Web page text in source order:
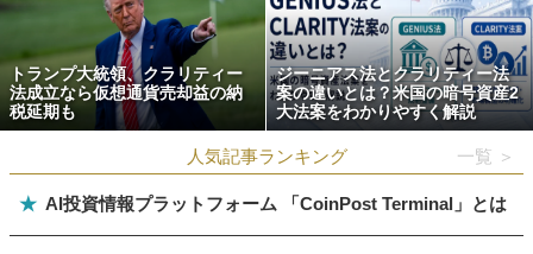
トランプ大統領、クラリティー
法成立なら仮想通貨売却益の納
税延期も
ジーニアス法とクラリティー法
案の違いとは？米国の暗号資産2
大法案をわかりやすく解説
人気記事ランキング 一覧 ＞
★ AI投資情報プラットフォーム 「CoinPost Terminal」とは